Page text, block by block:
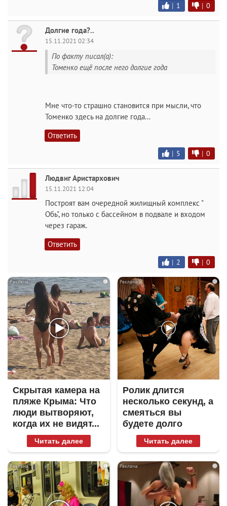
| 1 | 0
Долгие года?..
15.11.2021 02:34
По факту писал(а):
Томенко ещё после него долгие года
Мне что-то страшно становится при мысли, что
Томенко здесь на долгие года...
Ответить
| 5 | 0
Людвиг Аристархович
15.11.2021 12:04
Построят вам очередной жилищный комплекс "
Обь", но только с бассейном в подвале и входом
через гараж.
Ответить
| 2 | 0
i
Скрытая камера на
пляже Крыма: Что
люди вытворяют,
когда их не видят...
Читать далее
i
Ролик длится
несколько секунд, а
смеяться вы
будете долго
Читать далее
i i